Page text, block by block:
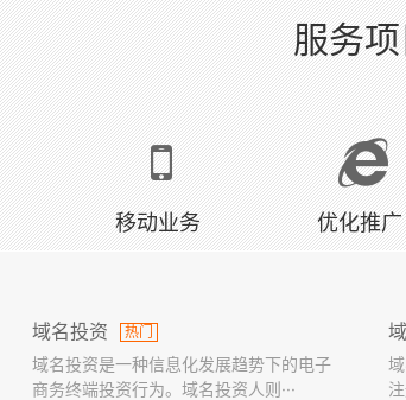
服务
移动业务 优化推广
域名投资 热门
域名投资是一种信息化发展趋势下的电子
商务终端投资行为。域名投资人则···